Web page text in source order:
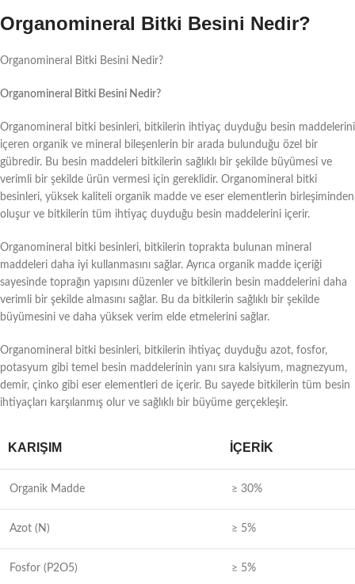
Organomineral Bitki Besini Nedir?
Organomineral Bitki Besini Nedir?
Organomineral Bitki Besini Nedir?
Organomineral bitki besinleri, bitkilerin ihtiyaç duyduğu besin maddelerini
içeren organik ve mineral bileşenlerin bir arada bulunduğu özel bir
gübredir. Bu besin maddeleri bitkilerin sağlıklı bir şekilde büyümesi ve
verimli bir şekilde ürün vermesi için gereklidir. Organomineral bitki
besinleri, yüksek kaliteli organik madde ve eser elementlerin birleşiminden
oluşur ve bitkilerin tüm ihtiyaç duyduğu besin maddelerini içerir.
Organomineral bitki besinleri, bitkilerin toprakta bulunan mineral
maddeleri daha iyi kullanmasını sağlar. Ayrıca organik madde içeriği
sayesinde toprağın yapısını düzenler ve bitkilerin besin maddelerini daha
verimli bir şekilde almasını sağlar. Bu da bitkilerin sağlıklı bir şekilde
büyümesini ve daha yüksek verim elde etmelerini sağlar.
Organomineral bitki besinleri, bitkilerin ihtiyaç duyduğu azot, fosfor,
potasyum gibi temel besin maddelerinin yanı sıra kalsiyum, magnezyum,
demir, çinko gibi eser elementleri de içerir. Bu sayede bitkilerin tüm besin
ihtiyaçları karşılanmış olur ve sağlıklı bir büyüme gerçekleşir.
KARIŞIM İÇERIK
Organik Madde ≥ 30%
Azot (N) ≥ 5%
Fosfor (P2O5) ≥ 5%